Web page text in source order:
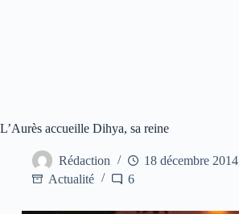
L’Aurès accueille Dihya, sa reine
Rédaction
18 décembre 2014
Actualité
6